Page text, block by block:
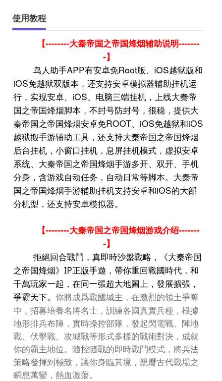
使用教程
【--------大秦帝国之帝国烽烟辅助说明-------
-】
鸟人助手APP有安卓免Root版、 iOS越狱版和
iOS免越狱双版本，还支持安卓模拟器辅助挂机运
行，实现安卓、 iOS、电脑三端挂机，上线大秦帝
国之帝国烽烟脚本，不封号防封号，很稳，提供大
秦帝国之帝国烽烟安卓免ROOT、 iOS免越狱和iOS
越狱搬手游辅助工具，还支持大秦帝国之帝国烽烟
后台挂机，小窗口挂机，息屏挂机模式，虚拟安卓
系统、大秦帝国之帝国烽烟手游多开、双开、手机
分身，含游戏自动任务，自动日常等脚本。大秦帝
国之帝国烽烟手游辅助挂机支持安卓和iOS的大部
分机型，还支持安卓模拟器。
【--------大秦帝国之帝国烽烟游戏介绍-------
-】
拒絕回合戰鬥，真即時沙盤戰略，《大秦帝国
之帝国烽烟》IP正版手遊，帶你重回戰國時代，和
千萬玩家一起，在同一張超大地圖上，發展擴張，
爭霸天下。你將成爲戰國城主，在激烈的領土爭奪
中，招募培養名將名士，訓練各國真實兵種，根據
地形排兵布陣，實時操控部隊，發起閃電戰、陣地
戰、伏擊戰、攻城戰等形式多樣的戰術對決，成就
你的霸主地位。隨控隨戰的即時戰鬥模式，將兵法
策略發揮到極致，讓你身臨其境，親曆古代戰場之
瞬息萬變，熱血激蕩。